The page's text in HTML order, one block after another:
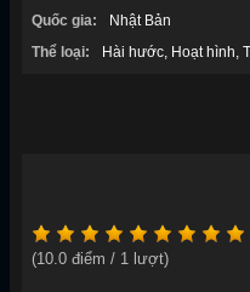
Quốc gia:
Nhật Bản
Thể loại:
Hài hước Hoạt hình
(10.0 điểm / 1 lượt)